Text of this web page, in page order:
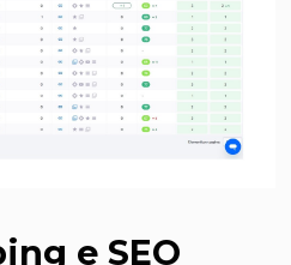
e SEO